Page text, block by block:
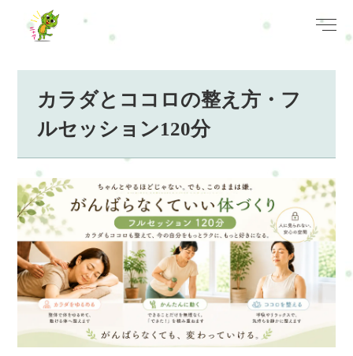
カラダとココロの整え方・フ
ルセッション120分